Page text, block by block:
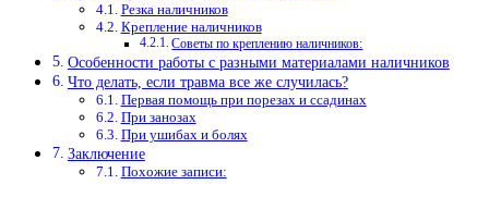
Резка наличников
Крепление наличников
Советы по креплению наличников:
Особенности работы с разными материалами наличников
Что делать, если травма все же случилась?
Первая помощь при порезах и ссадинах
При занозах
При ушибах и болях
Заключение
Похожие записи: